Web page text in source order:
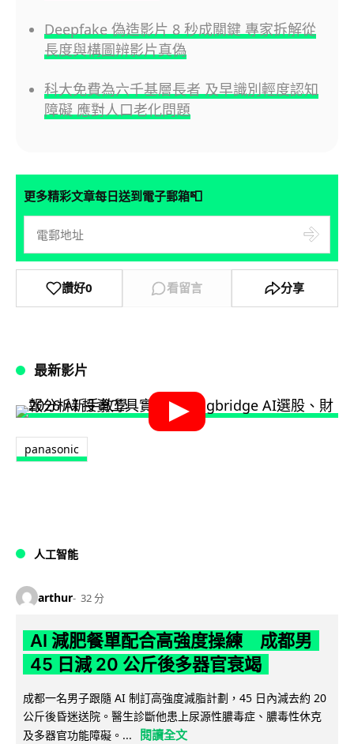
Deepfake 偽造影片 8 秒成關鍵 專家拆解從
長度與構圖辨影片真偽
科大免費為六千基層長者 及早識別輕度認知
障礙 應對人口老化問題
更多精彩文章每日送到電子郵箱📮
讚好0 看留言 分享
最新影片
panasonic
人工智能
arthur 32 分
AI 減肥餐單配合高強度操練 成都男
45 日減 20 公斤後多器官衰竭
成都一名男子跟隨 AI 制訂高強度減脂計劃，45 日內減去約 20
公斤後昏迷送院。醫生診斷他患上尿源性膿毒症、膿毒性休克
及多器官功能障礙。...
閱讀全文